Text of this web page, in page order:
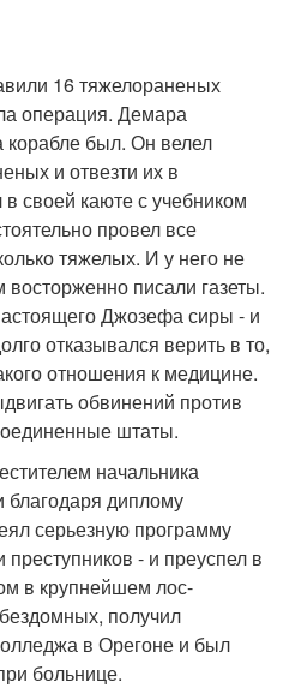
16 тяжелораненых
операция. Демара
был. Он велел
и отвезти их в
своей каюте с учебником
провел все
тяжелых. И у него не
писали газеты.
Джозефа сиры - и
отказывался верить в то,
отношения к медицине.
обвинений против
штаты.
начальника
благодаря диплому
серьезную программу
преступников - и преуспел в
в крупнейшем лос-
получил
в Орегоне и был
больнице.